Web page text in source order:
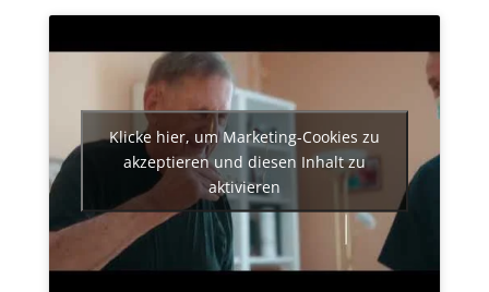
Klicke hier, um Marketing-Cookies zu
akzeptieren und diesen Inhalt zu
aktivieren